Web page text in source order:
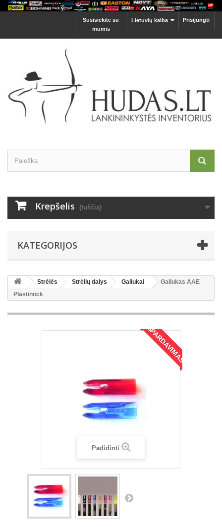
Prisijungti
Lietuvių kalba
Susisiekite su
mumis
Krepšelis (tuščia)
KATEGORIJOS
Strėlės Strėlių dalys Galiukai
Galiukas AAE
Plastinock
IŠPARDAVIMAS!
Padidinti